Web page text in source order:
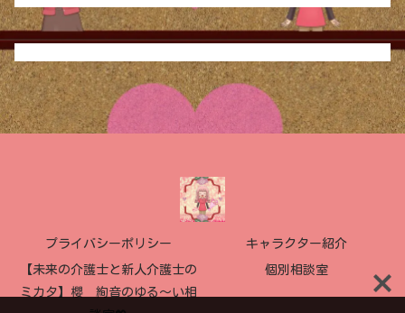
プライバシーポリシー キャラクター紹介
【未来の介護士と新人介護士の
ミカタ】櫻 絢音のゆる〜い相
個別相談室